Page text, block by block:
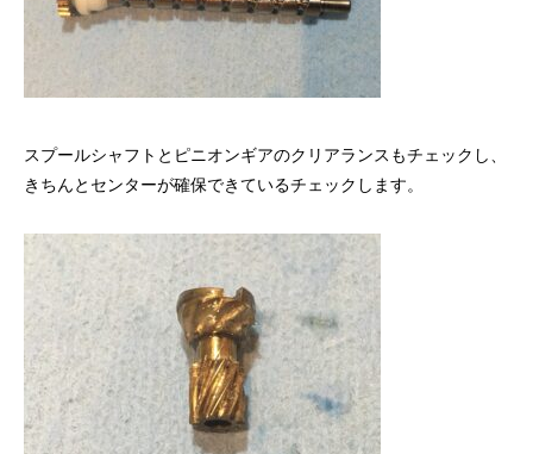
スプールシャフトとピニオンギアのクリアランスもチェックし、
きちんとセンターが確保できているチェックします。